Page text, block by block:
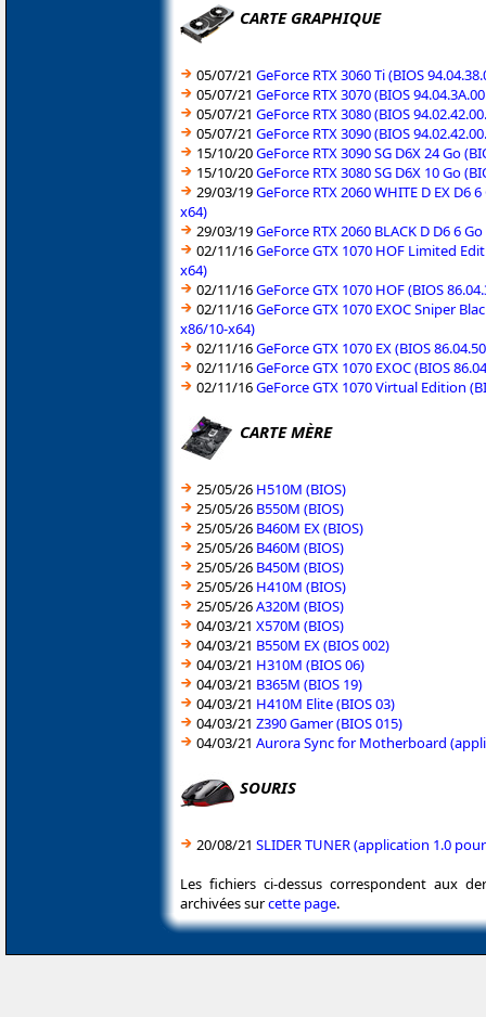
CARTE GRAPHIQUE
05/07/21 GeForce RTX 3060 Ti (BIOS
05/07/21 GeForce RTX 3070 (BIOS
05/07/21 GeForce RTX 3080 (BIOS
05/07/21 GeForce RTX 3090 (BIOS
15/10/20GeForce RTX 3090 SG D6X 24 Go
15/10/20GeForce RTX 3080 SG D6X 10 Go
29/03/19GeForce RTX 2060 WHITE D EX
x64)
29/03/19GeForce RTX 2060 BLACK D D6 6
02/11/16GeForce GTX 1070 HOF Limited
x64)
02/11/16GeForce GTX 1070 HOF (BIOS
02/11/16GeForce GTX 1070 EXOC Sniper
x86/10-x64)
02/11/16GeForce GTX 1070 EX (BIOS
02/11/16GeForce GTX 1070 EXOC (BIOS
02/11/16GeForce GTX 1070 Virtual Edition
CARTE MÈRE
25/05/26 H510M (BIOS)
25/05/26 B550M (BIOS)
25/05/26 B460M EX (BIOS)
25/05/26 B460M (BIOS)
25/05/26 B450M (BIOS)
25/05/26 H410M (BIOS)
25/05/26A320M (BIOS)
04/03/21 X570M (BIOS)
04/03/21 B550M EX (BIOS 002)
04/03/21 H310M (BIOS 06)
04/03/21 B365M (BIOS 19)
04/03/21 H410M Elite (BIOS 03)
04/03/21 Z390 Gamer (BIOS 015)
04/03/21 Aurora Sync for Motherboard
SOURIS
20/08/21 SLIDER TUNER (application 1.0
Les fichiers ci-dessus correspondent aux
archivées surcette page.